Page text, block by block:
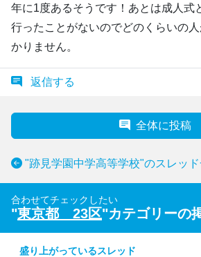
年に1度あるそうです！あとは成人式
行ったことがないのでどのくらいの
かりません。
返信する
全体に投稿
"跡見学園中学高等学校"のスレッ
合わせてチェックしたい
"東京都 23区"カテゴリーの
盛り上がっているスレッド